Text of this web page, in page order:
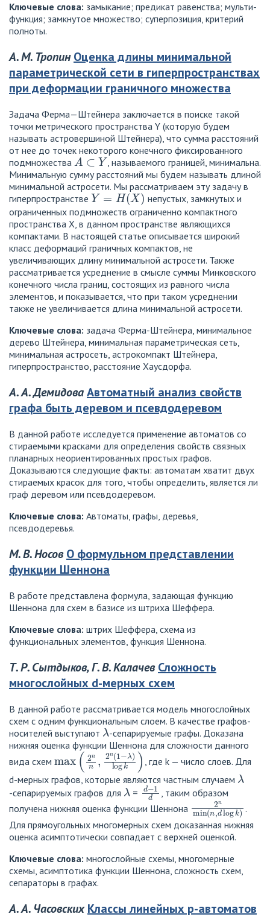
Ключевые слова: замыкание; предикат равенства; мульти-
функция; замкнутое множество; суперпозиция, критерий
полноты.
А. М. Тропин Оценка длины минимальной
параметрической сети в гиперпространствах
при деформации граничного множества
Задача Ферма—Штейнера заключается в поиске такой
точки метрического пространства Y (которую будем
называть астровершиной Штейнера), что сумма расстояний
от нее до точек некоторого конечного фиксированного
подмножества
A⊂Y
, называемого границей, минимальна.
Минимальную сумму расстояний мы будем называть длиной
минимальной астросети. Мы рассматриваем эту задачу в
гиперпространстве
Y=H (X)
непустых, замкнутых и
ограниченных подмножеств ограниченно компактного
пространства X, в данном пространстве являющихся
компактами. В настоящей статье описывается широкий
класс деформаций граничных компактов, не
увеличивающих длину минимальной астросети. Также
рассматривается усреднение в смысле суммы Минковского
конечного числа границ, состоящих из равного числа
элементов, и показывается, что при таком усреднении
также не увеличивается длина минимальной астросети.
Ключевые слова: задача Ферма-Штейнера, минимальное
дерево Штейнера, минимальная параметрическая сеть,
минимальная астросеть, астрокомпакт Штейнера,
гиперпространство, расстояние Хаусдорфа.
А. А. ДемидоваАвтоматный анализ свойств
графа быть деревом и псевдодеревом
В данной работе исследуется применение автоматов со
стираемыми красками для определения свойств связных
планарных неориентированных простых графов.
Доказываются следующие факты: автоматам хватит двух
стираемых красок для того, чтобы определить, является ли
граф деревом или псевдодеревом.
Ключевые слова: Автоматы, графы, деревья,
псевдодеревья.
М. В. Носов О формульном представлении
функции Шеннона
В работе представлена формула, задающая функцию
Шеннона для схем в базисе из штриха Шеффера.
Ключевые слова: штрих Шеффера, схема из
функциональных элементов, функция Шеннона.
Т. Р. Сытдыков, Г. В. Калачев Сложность
многослойных d-мерных схем
В данной работе рассматривается модель многослойных
схем с одним функциональным слоем. В качестве графов-
носителей выступают
λ
-сепарируемые графы. Доказана
нижняя оценка функции Шеннона для сложности данного
вида схем
max(2nn,2n(1−λ)logk)
, где k — число слоев. Для
d-мерных графов, которые являются частным случаем
λ
-сепарируемых графов для
λ
=
d−1d
, таким образом
получена нижняя оценка функции Шеннона
2nmin(n
.
Для прямоугольных многомерных схем доказанная нижняя
оценка асимптотически совпадает с верхней оценкой.
Ключевые слова: многослойные схемы, многомерные
схемы, асимптотика функции Шеннона, сложность схем,
сепараторы в графах.
А. А. Часовских Классы линейных p-автоматов